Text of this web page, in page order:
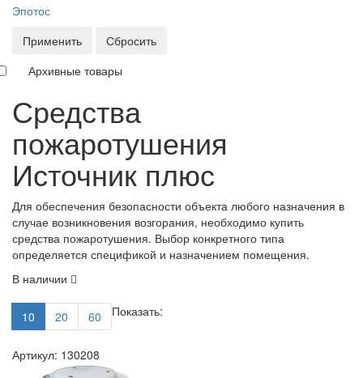
Эпотос
Применить
Сбросить
Архивные товары
Средства
пожаротушения
Источник плюс
Для обеспечения безопасности объекта любого назначения в
случае возникновения возгорания, необходимо купить
средства пожаротушения. Выбор конкретного типа
определяется спецификой и назначением помещения.
В наличии
Показать:
10 20 60
Артикул: 130208